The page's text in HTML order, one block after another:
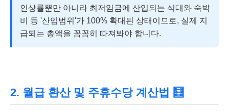
인상률뿐만 아니라 최저임금에 산입되는 식대와 숙박
비 등 '산입범위'가 100% 확대된 상태이므로, 실제 지
급되는 총액을 꼼꼼히 따져봐야 합니다.
2. 월급 환산 및 주휴수당 계산법 🧮